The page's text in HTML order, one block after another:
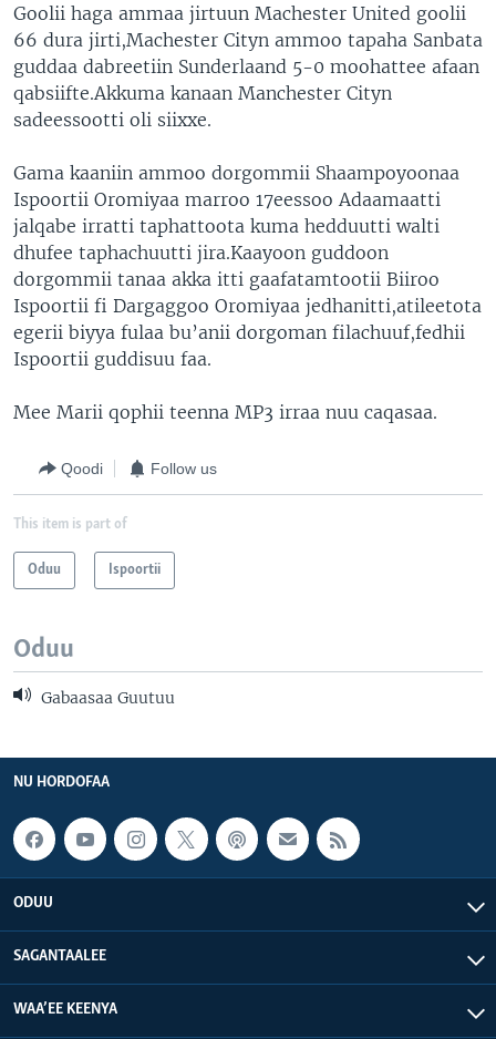
Afaanoota
Goolii haga ammaa jirtuun Machester United goolii
66 dura jirti,Machester Cityn ammoo tapaha Sanbata
guddaa dabreetiin Sunderlaand 5-0 moohattee afaan
qabsiifte.Akkuma kanaan Manchester Cityn
sadeessootti oli siixxe.
Gama kaaniin ammoo dorgommii Shaampoyoonaa
Ispoortii Oromiyaa marroo 17eessoo Adaamaatti
jalqabe irratti taphattoota kuma hedduutti walti
dhufee taphachuutti jira.Kaayoon guddoon
dorgommii tanaa akka itti gaafatamtootii Biiroo
Ispoortii fi Dargaggoo Oromiyaa jedhanitti,atileetota
egerii biyya fulaa bu’anii dorgoman filachuuf,fedhii
Ispoortii guddisuu faa.
Mee Marii qophii teenna MP3 irraa nuu caqasaa.
Qoodi Follow us
This item is part of
Oduu Ispoortii
Oduu
Gabaasaa Guutuu
NU HORDOFAA
ODUU
SAGANTAALEE
WAA’EE KEENYA